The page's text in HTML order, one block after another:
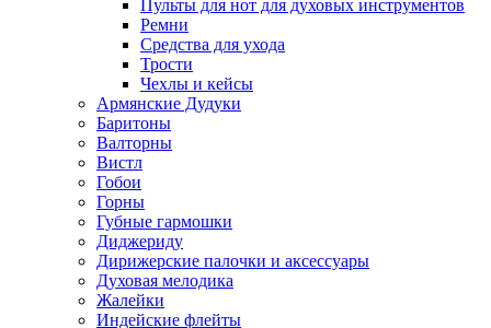
Пульты для нот для духовых инструментов
Ремни
Средства для ухода
Трости
Чехлы и кейсы
Армянские Дудуки
Баритоны
Валторны
Вистл
Гобои
Горны
Губные гармошки
Диджериду
Дирижерские палочки и аксессуары
Духовая мелодика
Жалейки
Индейские флейты